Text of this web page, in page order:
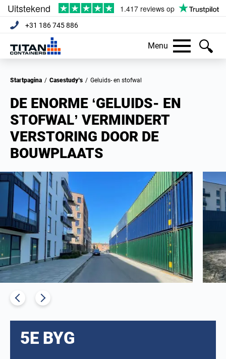
+31 186 745 886
Menu
Startpagina / Casestudy’s / Geluids- en stofwal
DE ENORME ‘GELUIDS- EN
STOFWAL’ VERMINDERT
VERSTORING DOOR DE
BOUWPLAATS
5E BYG